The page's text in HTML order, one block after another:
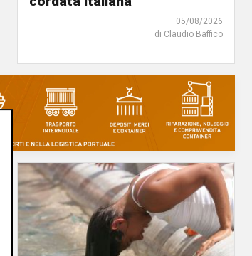
05/08/2026
di Claudio Baffico